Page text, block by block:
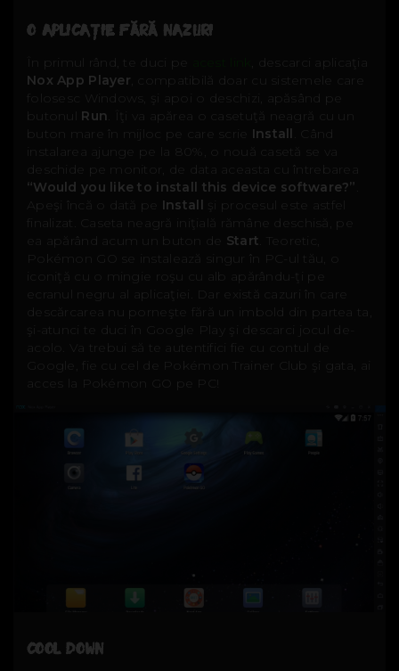
O APLICAŢIE FĂRĂ NAZURI
În primul rând, te duci pe
, descarci aplicaţia
Nox App Player , compatibilă doar cu sistemele care
folosesc Windows, şi apoi o deschizi, apăsând pe
butonul Run . Îţi va apărea o casetuţă neagră cu un
buton mare în mijloc pe care scrie Install . Când
instalarea ajunge pe la 80%, o nouă casetă se va
deschide pe monitor, de data aceasta cu întrebarea
“Would you like to install this device software?”
Apeşi încă o dată pe Install şi procesul este astfel
finalizat. Caseta neagră iniţială rămâne deschisă, pe
ea apărând acum un buton de Start . Teoretic,
Pokémon GO se instalează singur în PC-ul tău, o
iconiţă cu o mingie roşu cu alb apărându-ţi pe
ecranul negru al aplicaţiei. Dar există cazuri în care
descărcarea nu porneşte fără un imbold din partea ta,
şi-atunci te duci în Google Play şi descarci jocul de-
acolo. Va trebui să te autentifici fie cu contul de
Google, fie cu cel de Pokémon Trainer Club şi gata, ai
acces la Pokémon GO pe PC!
COOL DOWN